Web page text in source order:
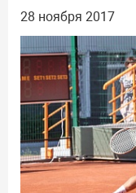
28 ноября 2017